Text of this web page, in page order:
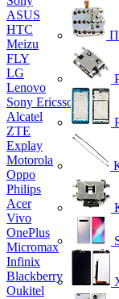
ASUS
HTC
Meizu
FLY
LG
Lenovo
Sony Ericsson
Alcatel
ZTE
Explay
Motorola
Oppo
Philips
Acer
Vivo
OnePlus
Micromax
Infinix
Blackberry
Oukitel